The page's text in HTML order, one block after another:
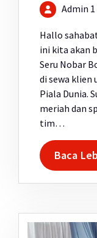
Admin 1
Hallo
ini kita akan
Seru Nobar
di sewa klien
Piala Dunia.
meriah dan
tim…
Baca